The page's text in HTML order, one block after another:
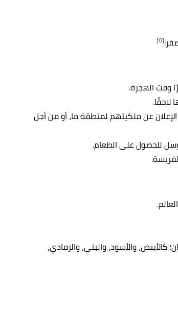
[٥]
وقت الهجرة.
عن ملكيتهم لمنطقة ما، أو من أجل
للحصول على الطعام.
والأسود، والبني، والرمادي،